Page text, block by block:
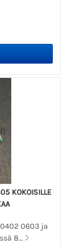
KOKOISILLE
0603 ja
8...